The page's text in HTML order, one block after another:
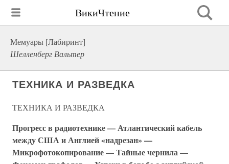
ВикиЧтение
Мемуары [Лабиринт]
Шелленберг Вальтер
ТЕХНИКА И РАЗВЕДКА
ТЕХНИКА И РАЗВЕДКА
Прогресс в радиотехнике — Атлантический кабель
между США и Англией «надрезан» —
Микрофотокопирование — Тайные чернила —